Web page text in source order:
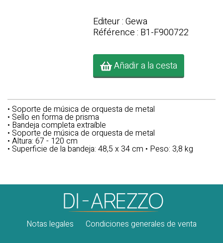
Editeur : Gewa
Référence : B1-F900722
Añadir a la cesta
• Soporte de música de orquesta de metal
• Sello en forma de prisma
• Bandeja completa extraíble
• Soporte de música de orquesta de metal
• Altura: 67 - 120 cm
• Superficie de la bandeja: 48,5 x 34 cm • Peso: 3,8 kg
Notas legales Condiciones generales de venta